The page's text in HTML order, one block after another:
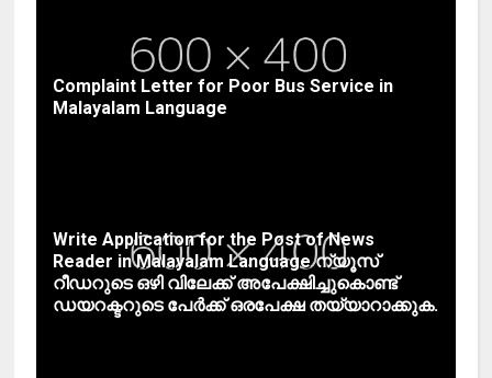
Complaint Letter for Poor Bus Service in
Malayalam Language
Write Application for the Post of News
Reader in Malayalam Language ന്യൂസ്
റീഡറുടെ ഒഴി വിലേക്ക് അപേക്ഷിച്ചുകൊണ്ട്
ഡയറക്ടറുടെ പേർക്ക് ഒരപേക്ഷ തയ്യാറാക്കുക.